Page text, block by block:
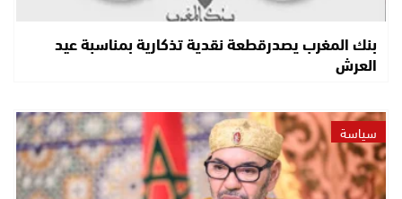
بنك المغرب يصدرقطعة نقدية تذكارية بمناسبة عيد
العرش
سياسة